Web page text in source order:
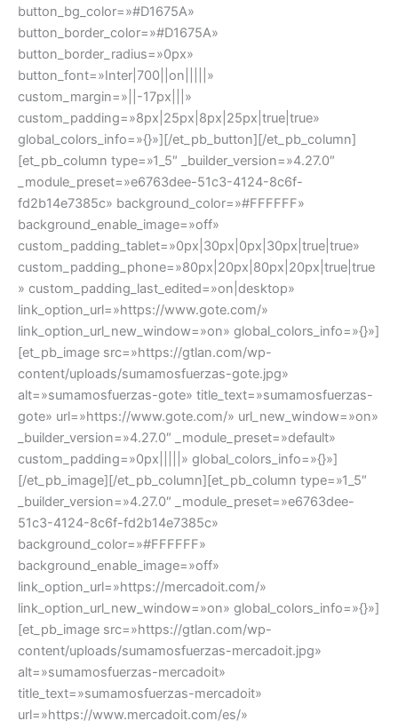
button_bg_color=»#D1675A»
button_border_color=»#D1675A»
button_border_radius=»0px»
button_font=»Inter|700||on|||||»
custom_margin=»||-17px|||»
custom_padding=»8px|25px|8px|25px|true|true»
global_colors_info=»{}»][/et_pb_button][/et_pb_column]
[et_pb_column type=»1_5″ _builder_version=»4.27.0″
_module_preset=»e6763dee-51c3-4124-8c6f-
fd2b14e7385c» background_color=»#FFFFFF»
background_enable_image=»off»
custom_padding_tablet=»0px|30px|0px|30px|true|true»
custom_padding_phone=»80px|20px|80px|20px|true|true
» custom_padding_last_edited=»on|desktop»
link_option_url=»https://www.gote.com/»
link_option_url_new_window=»on» global_colors_info=»{}»]
[et_pb_image src=»https://gtlan.com/wp-
content/uploads/sumamosfuerzas-gote.jpg»
alt=»sumamosfuerzas-gote» title_text=»sumamosfuerzas-
gote» url=»https://www.gote.com/» url_new_window=»on»
_builder_version=»4.27.0″ _module_preset=»default»
custom_padding=»0px|||||» global_colors_info=»{}»]
[/et_pb_image][/et_pb_column][et_pb_column type=»1_5″
_builder_version=»4.27.0″ _module_preset=»e6763dee-
51c3-4124-8c6f-fd2b14e7385c»
background_color=»#FFFFFF»
background_enable_image=»off»
link_option_url=»https://mercadoit.com/»
link_option_url_new_window=»on» global_colors_info=»{}»]
[et_pb_image src=»https://gtlan.com/wp-
content/uploads/sumamosfuerzas-mercadoit.jpg»
alt=»sumamosfuerzas-mercadoit»
title_text=»sumamosfuerzas-mercadoit»
url=»https://www.mercadoit.com/es/»